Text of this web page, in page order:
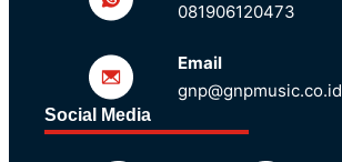
081906120473
Email
gnp@gnpmusic.co.id
Social Media